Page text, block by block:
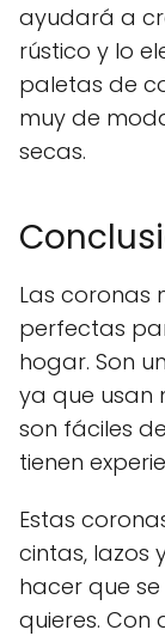
ayudará a
rústico y lo
paletas de
muy de
secas.
Las coronas
perfectas
hogar. Son
ya que usan
son fáciles
tienen
Estas
cintas, lazos
hacer que
quieres. Con